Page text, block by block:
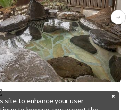
site to enhance your user